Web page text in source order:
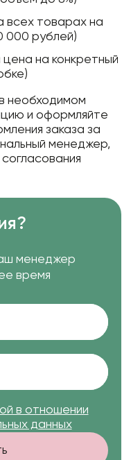
всех товарах на
000 рублей)
на конкретный
необходимом
и оформляйте
заказа за
менеджер,
менеджер
время
в отношении
данных